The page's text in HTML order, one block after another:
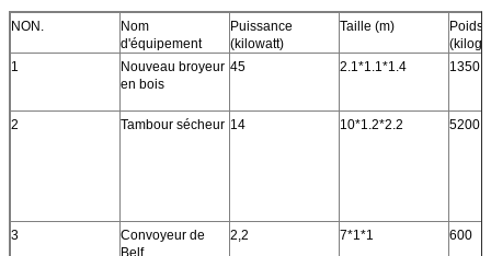
NON.
Nom
d'équipement
Puissance
(kilowatt)
Taille (m)
Poids
1
Nouveau broyeur
en bois
45 2.1*1.1*1.4 1350
2 Tambour sécheur 14 10*1.2*2.2 5200
3
Convoyeur de
Belf
2,2 7*1*1 600